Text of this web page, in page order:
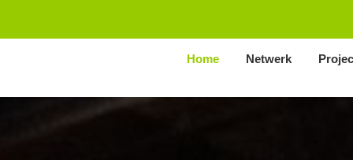
Home Netwerk